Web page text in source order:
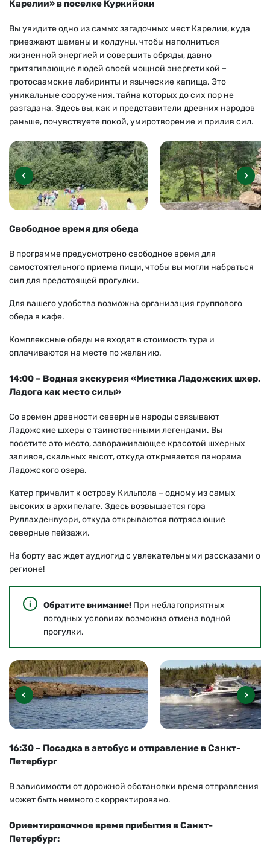
Карелии» в поселке Куркийоки
Вы увидите одно из самых загадочных мест Карелии, куда
приезжают шаманы и колдуны, чтобы наполниться
жизненной энергией и совершить обряды, давно
притягивающие людей своей мощной энергетикой –
протосаамские лабиринты и языческие капища. Это
уникальные сооружения, тайна которых до сих пор не
разгадана. Здесь вы, как и представители древних народов
раньше, почувствуете покой, умиротворение и прилив сил.
Свободное время для обеда
В программе предусмотрено свободное время для
самостоятельного приема пищи, чтобы вы могли набраться
сил для предстоящей прогулки.
Для вашего удобства возможна организация группового
обеда в кафе.
Комплексные обеды не входят в стоимость тура и
оплачиваются на месте по желанию.
14:00 – Водная экскурсия «Мистика Ладожских шхер.
Ладога как место силы»
Со времен древности северные народы связывают
Ладожские шхеры с таинственными легендами. Вы
посетите это место, завораживающее красотой шхерных
заливов, скальных высот, откуда открывается панорама
Ладожского озера.
Катер причалит к острову Кильпола – одному из самых
высоких в архипелаге. Здесь возвышается гора
Руллахденвуори, откуда открываются потрясающие
северные пейзажи.
На борту вас ждет аудиогид с увлекательными рассказами о
регионе!
Обратите внимание! При неблагоприятных
погодных условиях возможна отмена водной
прогулки.
16:30 – Посадка в автобус и отправление в Санкт-
Петербург
В зависимости от дорожной обстановки время отправления
может быть немного скорректировано.
Ориентировочное время прибытия в Санкт-
Петербург: